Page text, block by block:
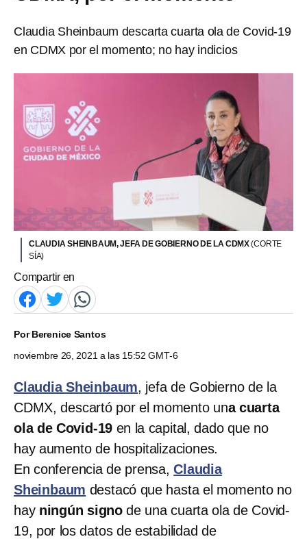
Claudia Sheinbaum descarta cuarta ola de Covid-19
en CDMX por el momento; no hay indicios
CLAUDIA SHEINBAUM, JEFA DE GOBIERNO DE LA CDMX(CORTE
SÍA)
Compartir en
PorBerenice Santos
noviembre 26, 2021 a las 15:52 GMT-6
Claudia Sheinbaum, jefa de Gobierno de la
CDMX, descartó por el momento una cuarta
ola de Covid-19 en la capital, dado que no
hay aumento de hospitalizaciones.
En conferencia de prensa,Claudia
Sheinbaum destacó que hasta el momento no
hay ningún signo de una cuarta ola de Covid-
19, por los datos de estabilidad de